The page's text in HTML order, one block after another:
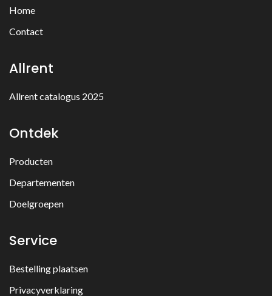
Home
Contact
Allrent
Allrent catalogus 2025
Ontdek
Producten
Departementen
Doelgroepen
Service
Bestelling plaatsen
Privacyverklaring